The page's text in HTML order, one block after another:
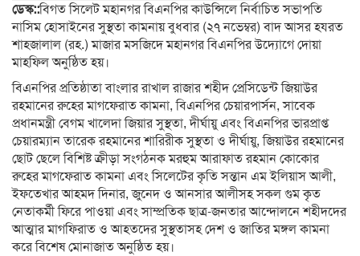
ডেস্ক::বিগত সিলেট মহানগর বিএনপির কাউন্সিলে নির্বাচিত সভাপতি
নাসিম হোসাইনের সুস্থতা কামনায় বুধবার (২৭ নভেম্বর) বাদ আসর হযরত
শাহজালাল (রহ.) মাজার মসজিদে মহানগর বিএনপির উদ্যোগে দোয়া
মাহফিল অনুষ্ঠিত হয়।
বিএনপির প্রতিষ্ঠাতা বাংলার রাখাল রাজার শহীদ প্রেসিডেন্ট জিয়াউর
রহমানের রুহের মাগফেরাত কামনা, বিএনপির চেয়ারপার্সন, সাবেক
প্রধানমন্ত্রী বেগম খালেদা জিয়ার সুস্থতা, দীর্ঘায়ু এবং বিএনপির ভারপ্রাপ্ত
চেয়ারম্যান তারেক রহমানের শারিরীক সুস্থতা ও দীর্ঘায়ু, জিয়াউর রহমানের
ছোট ছেলে বিশিষ্ট ক্রীড়া সংগঠনক মরহুম আরাফাত রহমান কোকোর
রুহের মাগফেরাত কামনা এবং সিলেটের কৃতি সন্তান এম ইলিয়াস আলী,
ইফতেখার আহমদ দিনার, জুনেদ ও আনসার আলীসহ সকল গুম কৃত
নেতাকর্মী ফিরে পাওয়া এবং সাম্প্রতিক ছাত্র-জনতার আন্দোলনে শহীদদের
আত্মার মাগফিরাত ও আহতদের সুস্থতাসহ দেশ ও জাতির মঙ্গল কামনা
করে বিশেষ মোনাজাত অনুষ্ঠিত হয়।